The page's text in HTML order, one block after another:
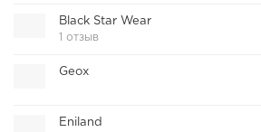
Black Star Wear
1 отзыв
Geox
Eniland